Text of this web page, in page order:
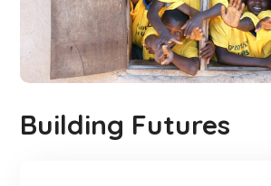
Building Futures